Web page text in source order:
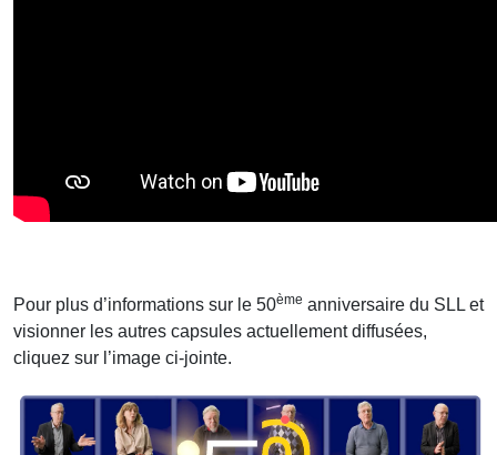
Pour plus d’informations sur le 50ème anniversaire du SLL et
visionner les autres capsules actuellement diffusées,
cliquez sur l’image ci-jointe.